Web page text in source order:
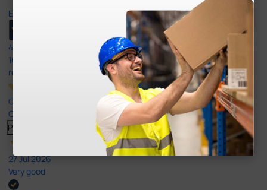
Excellent
4,8
165
reviews
Our 4 and 5 star reviews.
Click here to read them all >
Previous
27 Jul 2026
Very good